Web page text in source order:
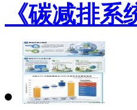
《碳减排